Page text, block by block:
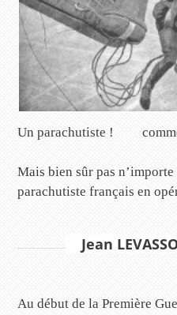
Un parachutiste !
Mais bien sûr pas
parachutiste français en
Jean
Au début de la Première